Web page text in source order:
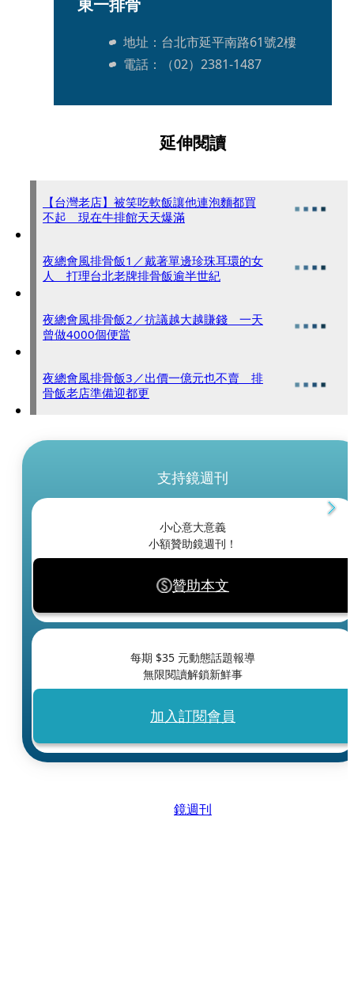
地址：台北市延平南路61號2樓
電話：（02）2381-1487
延伸閱讀
【台灣老店】被笑吃軟飯讓他連泡麵都買
不起 現在牛排館天天爆滿
夜總會風排骨飯1／戴著單邊珍珠耳環的女
人 打理台北老牌排骨飯逾半世紀
夜總會風排骨飯2／抗議越大越賺錢 一天
曾做4000個便當
夜總會風排骨飯3／出價一億元也不賣 排
骨飯老店準備迎都更
支持鏡週刊
小心意大意義
小額贊助鏡週刊！
贊助本文
每期 $35 元動態話題報導
無限閱讀解鎖新鮮事
加入訂閱會員
鏡週刊